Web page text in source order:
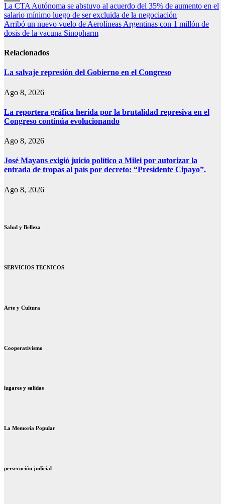
Print
Navegación
de
entradas
La CTA Autónoma se abstuvo al acuerdo del 35% de aumento en el
salario mínimo luego de ser excluida de la negociación
Arribó un nuevo vuelo de Aerolíneas Argentinas con 1 millón de
dosis de la vacuna Sinopharm
Relacionados
La salvaje represión del Gobierno en el Congreso
Ago 8, 2026
La reportera gráfica herida por la brutalidad represiva en el
Congreso continúa evolucionando
Ago 8, 2026
José Mayans exigió juicio político a Milei por autorizar la
entrada de tropas al país por decreto: “Presidente Cipayo”.
Ago 8, 2026
Salud y Belleza
SERVICIOS TECNICOS
Arte y Cultura
Cooperativismo
lugares y salidas
La Memoria Popular
persecución judicial